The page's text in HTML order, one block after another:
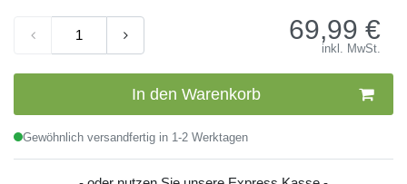
69,99 €
inkl. MwSt.
In den Warenkorb
Gewöhnlich versandfertig in 1-2 Werktagen